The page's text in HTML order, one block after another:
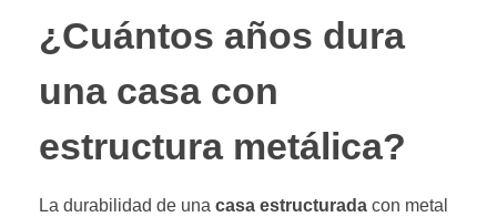
¿Cuántos años dura
una casa con
estructura metálica?
La durabilidad de una casa estructurada con metal